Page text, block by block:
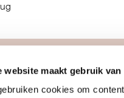
website maakt gebruik van
cookies om
contact
webapp